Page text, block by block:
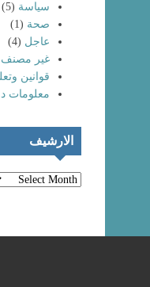
سياسة (5)
صحة (1)
عاجل (4)
غير مصنف
قوانين
معلومات
الارشيف
الارشيف
لعام